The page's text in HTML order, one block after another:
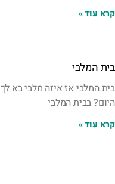
קרא עוד »
בית המלבי
בית המלבי אז איזה מלבי בא לך
היום? בבית המלבי
קרא עוד »